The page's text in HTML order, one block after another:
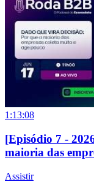
1:13:08
[Episódio 7 -
maioria das
Assistir